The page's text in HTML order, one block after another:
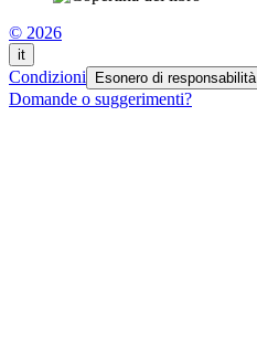
© 2026
it
Condizioni Esonero di responsabilità
Domande o suggerimenti?